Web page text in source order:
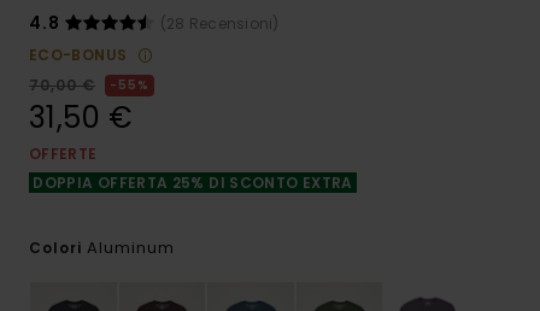
4.8
(28 Recensioni)
ECO-BONUS
70,00 €
55%
31,50 €
OFFERTE
DOPPIA OFFERTA 25% DI SCONTO EXTRA
Colori Aluminum